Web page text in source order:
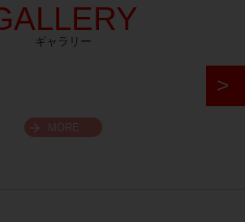
ギャラリー
MORE